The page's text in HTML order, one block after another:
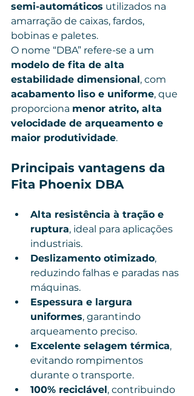
semi-automáticos utilizados na
amarração de caixas, fardos,
bobinas e paletes.
O nome “DBA” refere-se a um
modelo de fita de alta
estabilidade dimensional, com
acabamento liso e uniforme, que
proporciona menor atrito, alta
velocidade de arqueamento e
maior produtividade.
Principais vantagens da
Fita Phoenix DBA
Alta resistência à tração e
ruptura, ideal para aplicações
industriais.
Deslizamento otimizado,
reduzindo falhas e paradas nas
máquinas.
Espessura e largura
uniformes, garantindo
arqueamento preciso.
Excelente selagem térmica,
evitando rompimentos
durante o transporte.
100% reciclável, contribuindo